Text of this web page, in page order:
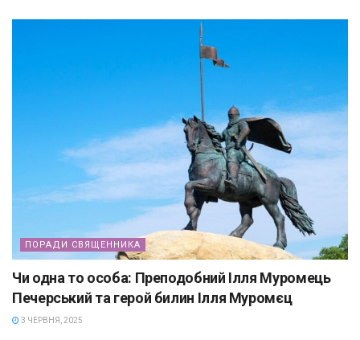
ПОРАДИ СВЯЩЕННИКА
Чи одна то особа: Преподобний Ілля Муромець
Печерський та герой билин Ілля Муромєц
3 ЧЕРВНЯ, 2025